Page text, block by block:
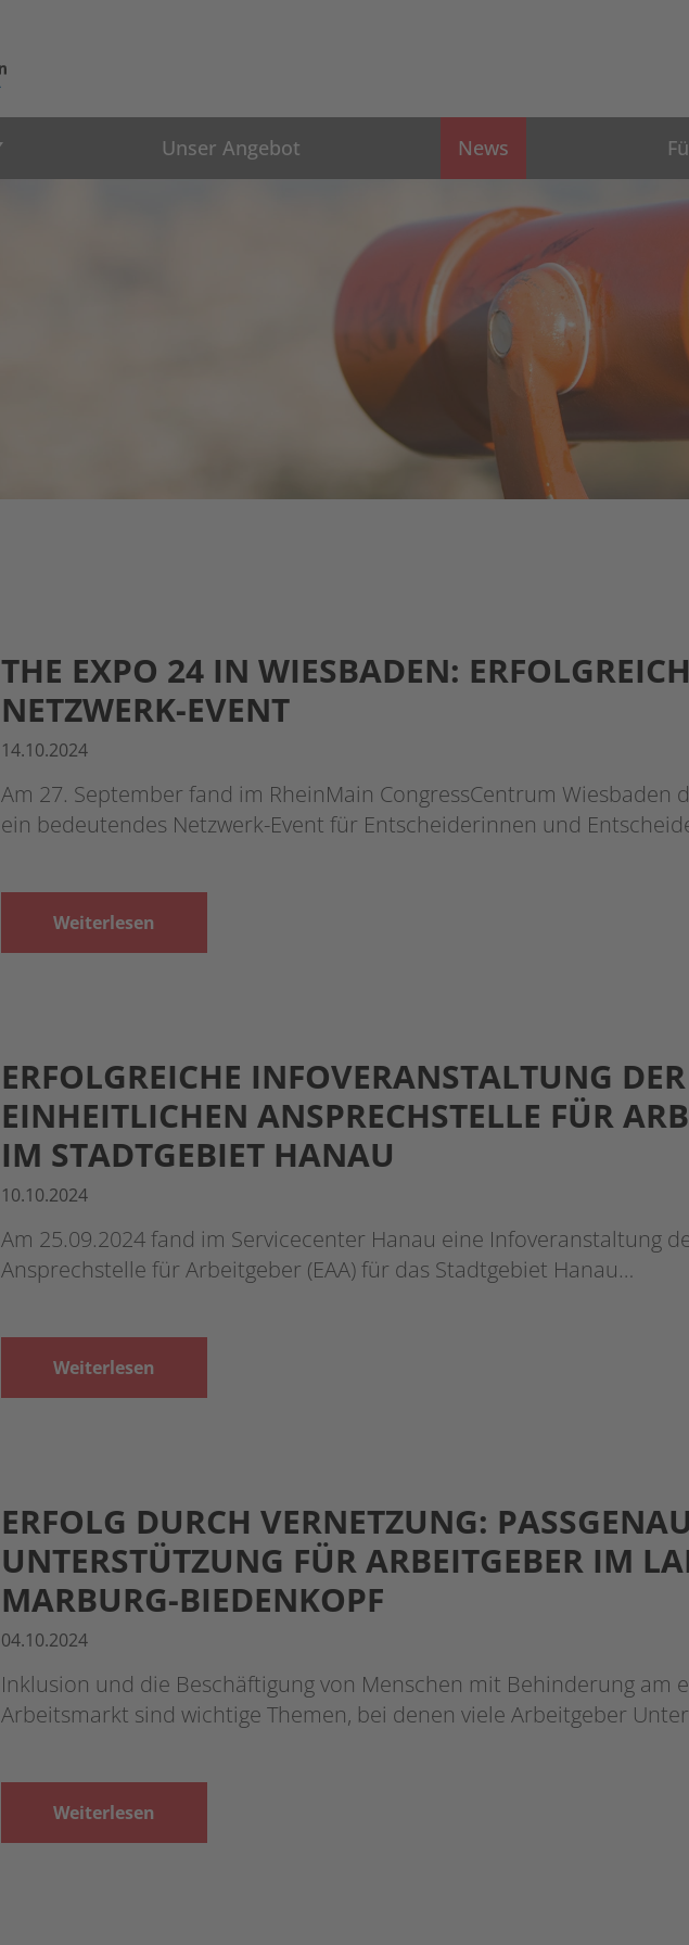
Unser Angebot News
THE EXPO 24 IN WIESBADEN:
NETZWERK-EVENT
14.10.2024
Am 27. September fand im RheinMain CongressCentrum Wiesbaden
ein bedeutendes Netzwerk-Event für Entscheiderinnen und
Weiterlesen
ERFOLGREICHE INFOVERANSTALTUNG DER
EINHEITLICHEN ANSPRECHSTELLE FÜR
IM STADTGEBIET HANAU
10.10.2024
Am 25.09.2024 fand im Servicecenter Hanau eine Infoveranstaltung
Ansprechstelle für Arbeitgeber (EAA) für das Stadtgebiet Hanau…
Weiterlesen
ERFOLG DURCH VERNETZUNG:
UNTERSTÜTZUNG FÜR ARBEITGEBER IM
MARBURG-BIEDENKOPF
04.10.2024
Inklusion und die Beschäftigung von Menschen mit Behinderung am
Arbeitsmarkt sind wichtige Themen, bei denen viele Arbeitgeber
Weiterlesen